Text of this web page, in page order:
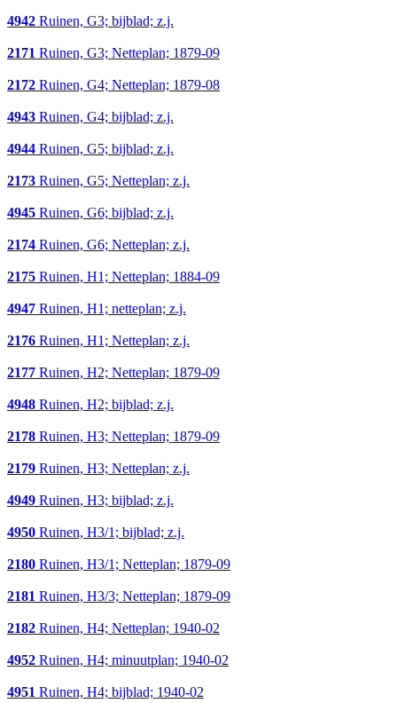
4942 Ruinen, G3; bijblad; z.j.
2171 Ruinen, G3; Netteplan; 1879-09
2172 Ruinen, G4; Netteplan; 1879-08
4943 Ruinen, G4; bijblad; z.j.
4944 Ruinen, G5; bijblad; z.j.
2173 Ruinen, G5; Netteplan; z.j.
4945 Ruinen, G6; bijblad; z.j.
2174 Ruinen, G6; Netteplan; z.j.
2175 Ruinen, H1; Netteplan; 1884-09
4947 Ruinen, H1; netteplan; z.j.
2176 Ruinen, H1; Netteplan; z.j.
2177 Ruinen, H2; Netteplan; 1879-09
4948 Ruinen, H2; bijblad; z.j.
2178 Ruinen, H3; Netteplan; 1879-09
2179 Ruinen, H3; Netteplan; z.j.
4949 Ruinen, H3; bijblad; z.j.
4950 Ruinen, H3/1; bijblad; z.j.
2180 Ruinen, H3/1; Netteplan; 1879-09
2181 Ruinen, H3/3; Netteplan; 1879-09
2182 Ruinen, H4; Netteplan; 1940-02
4952 Ruinen, H4; minuutplan; 1940-02
4951 Ruinen, H4; bijblad; 1940-02